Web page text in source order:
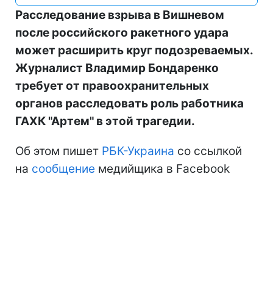
Расследование взрыва в Вишневом
после российского ракетного удара
может расширить круг подозреваемых.
Журналист Владимир Бондаренко
требует от правоохранительных
органов расследовать роль работника
ГАХК "Артем" в этой трагедии.
Об этом пишет РБК-Украина со ссылкой
на сообщение медийщика в Facebook